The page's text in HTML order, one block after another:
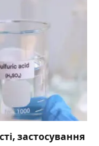
застосування